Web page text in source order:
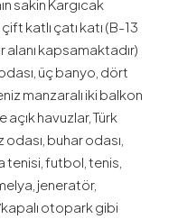
sakin Kargıcak
katlı çatı katı (B-13
alanı kapsamaktadır)
üç banyo, dört
manzaralı iki balkon
havuzlar, Türk
buhar odası,
tenisi, futbol, tenis,
jeneratör,
otopark gibi